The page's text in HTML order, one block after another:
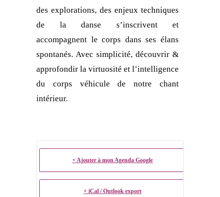
des explorations, des enjeux techniques
de la danse s’inscrivent et
accompagnent le corps dans ses élans
spontanés. Avec simplicité, découvrir &
approfondir la virtuosité et l’intelligence
du corps véhicule de notre chant
intérieur.
+ Ajouter à mon Agenda Google
+ iCal / Outlook export